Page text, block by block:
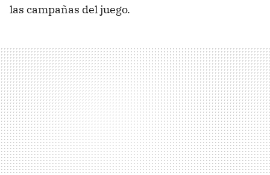
las campañas del juego.